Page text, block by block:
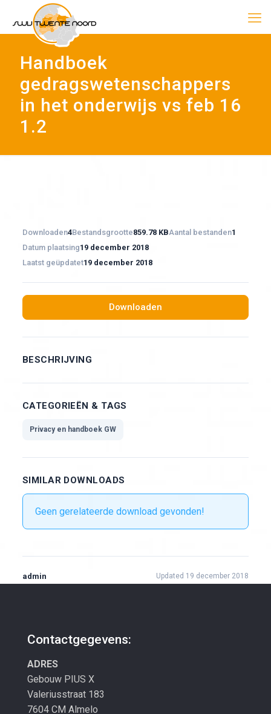
Handboek
gedragswetenschappers
in het onderwijs vs feb 16
1.2
Downloaden4Bestandsgrootte859.78 KBAantal bestanden1
Datum plaatsing19 december 2018
Laatst geüpdatet19 december 2018
Downloaden
BESCHRIJVING
CATEGORIEËN & TAGS
Privacy en handboek GW
SIMILAR DOWNLOADS
Geen gerelateerde download gevonden!
admin Updated 19 december 2018
Contactgegevens:
ADRES
Gebouw PIUS X
Valeriusstraat 183
7604 CM Almelo